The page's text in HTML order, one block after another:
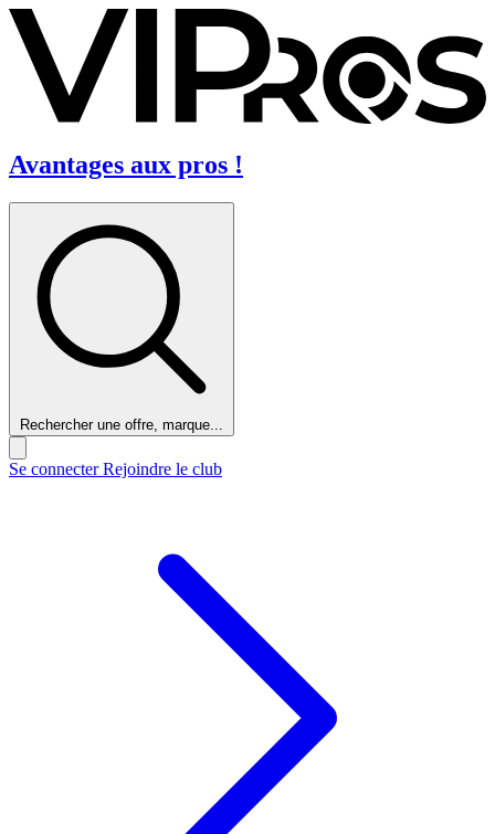
Avantages aux pros !
Rechercher une offre, marque...
Se connecterRejoindre le club